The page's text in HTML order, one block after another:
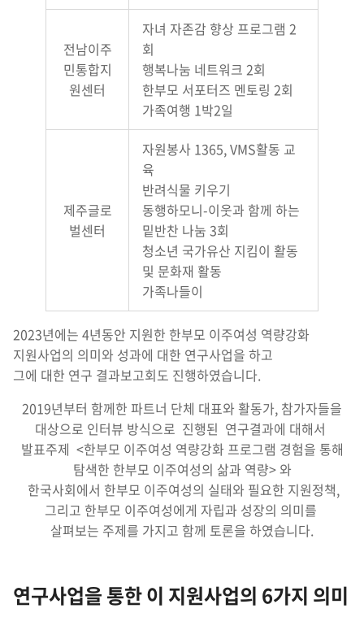
전남이주
민통합지
원센터
자녀 자존감 향상 프로그램 2
회
행복나눔 네트워크 2회
한부모 서포터즈 멘토링 2회
가족여행 1박2일
제주글로
벌센터
자원봉사 1365, VMS활동 교
육
반려식물 키우기
동행하모니-이웃과 함께 하는
밑반찬 나눔 3회
청소년 국가유산 지킴이 활동
및 문화재 활동
가족나들이
2023년에는 4년동안 지원한 한부모 이주여성 역량강화
지원사업의 의미와 성과에 대한 연구사업을 하고
그에 대한 연구 결과보고회도 진행하였습니다.
2019년부터 함께한 파트너 단체 대표와 활동가, 참가자들을
대상으로 인터뷰 방식으로 진행된 연구결과에 대해서
발표주제 <한부모 이주여성 역량강화 프로그램 경험을 통해
탐색한 한부모 이주여성의 삶과 역량> 와
한국사회에서 한부모 이주여성의 실태와 필요한 지원정책,
그리고 한부모 이주여성에게 자립과 성장의 의미를
살펴보는 주제를 가지고 함께 토론을 하였습니다.
연구사업을 통한 이 지원사업의 6가지 의미